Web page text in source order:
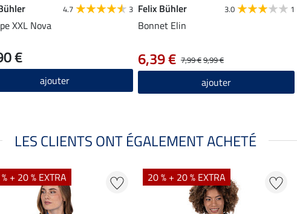
4.7 3
XXL Nova
€
ajouter
Felix Bühler 3.0 1
Bonnet Elin
7,99 €9,99 €
6,39 €
ajouter
LES CLIENTS ONT ÉGALEMENT ACHETÉ
+ 20 % EXTRA 20 % + 20 % EXTRA